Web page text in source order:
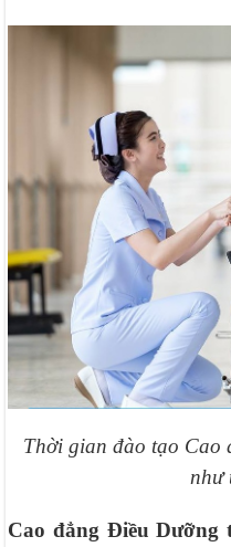
Thời gian đào tạo Cao
như
Cao đẳng Điều Dưỡng